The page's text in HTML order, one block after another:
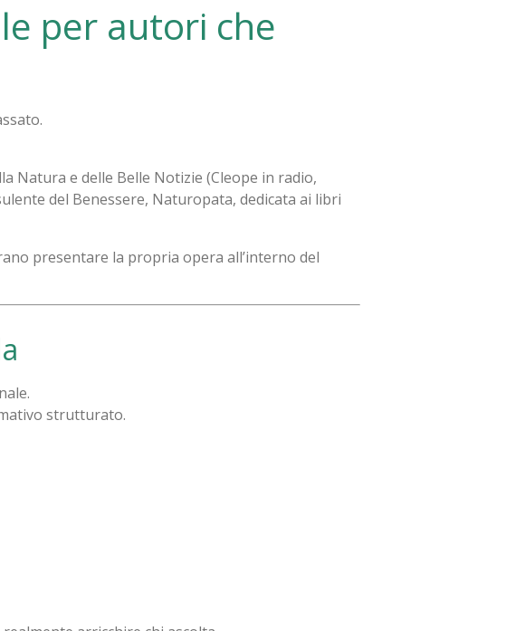
per autori che
Natura e delle Belle Notizie (Cleope in radio,
del Benessere, Naturopata, dedicata ai libri
presentare la propria opera all’interno del
strutturato.